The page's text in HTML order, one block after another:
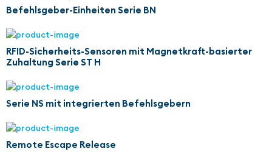
Befehlsgeber-Einheiten Serie BN
RFID-Sicherheits-Sensoren mit Magnetkraft-basierter
Zuhaltung Serie ST H
Serie NS mit integrierten Befehlsgebern
Remote Escape Release